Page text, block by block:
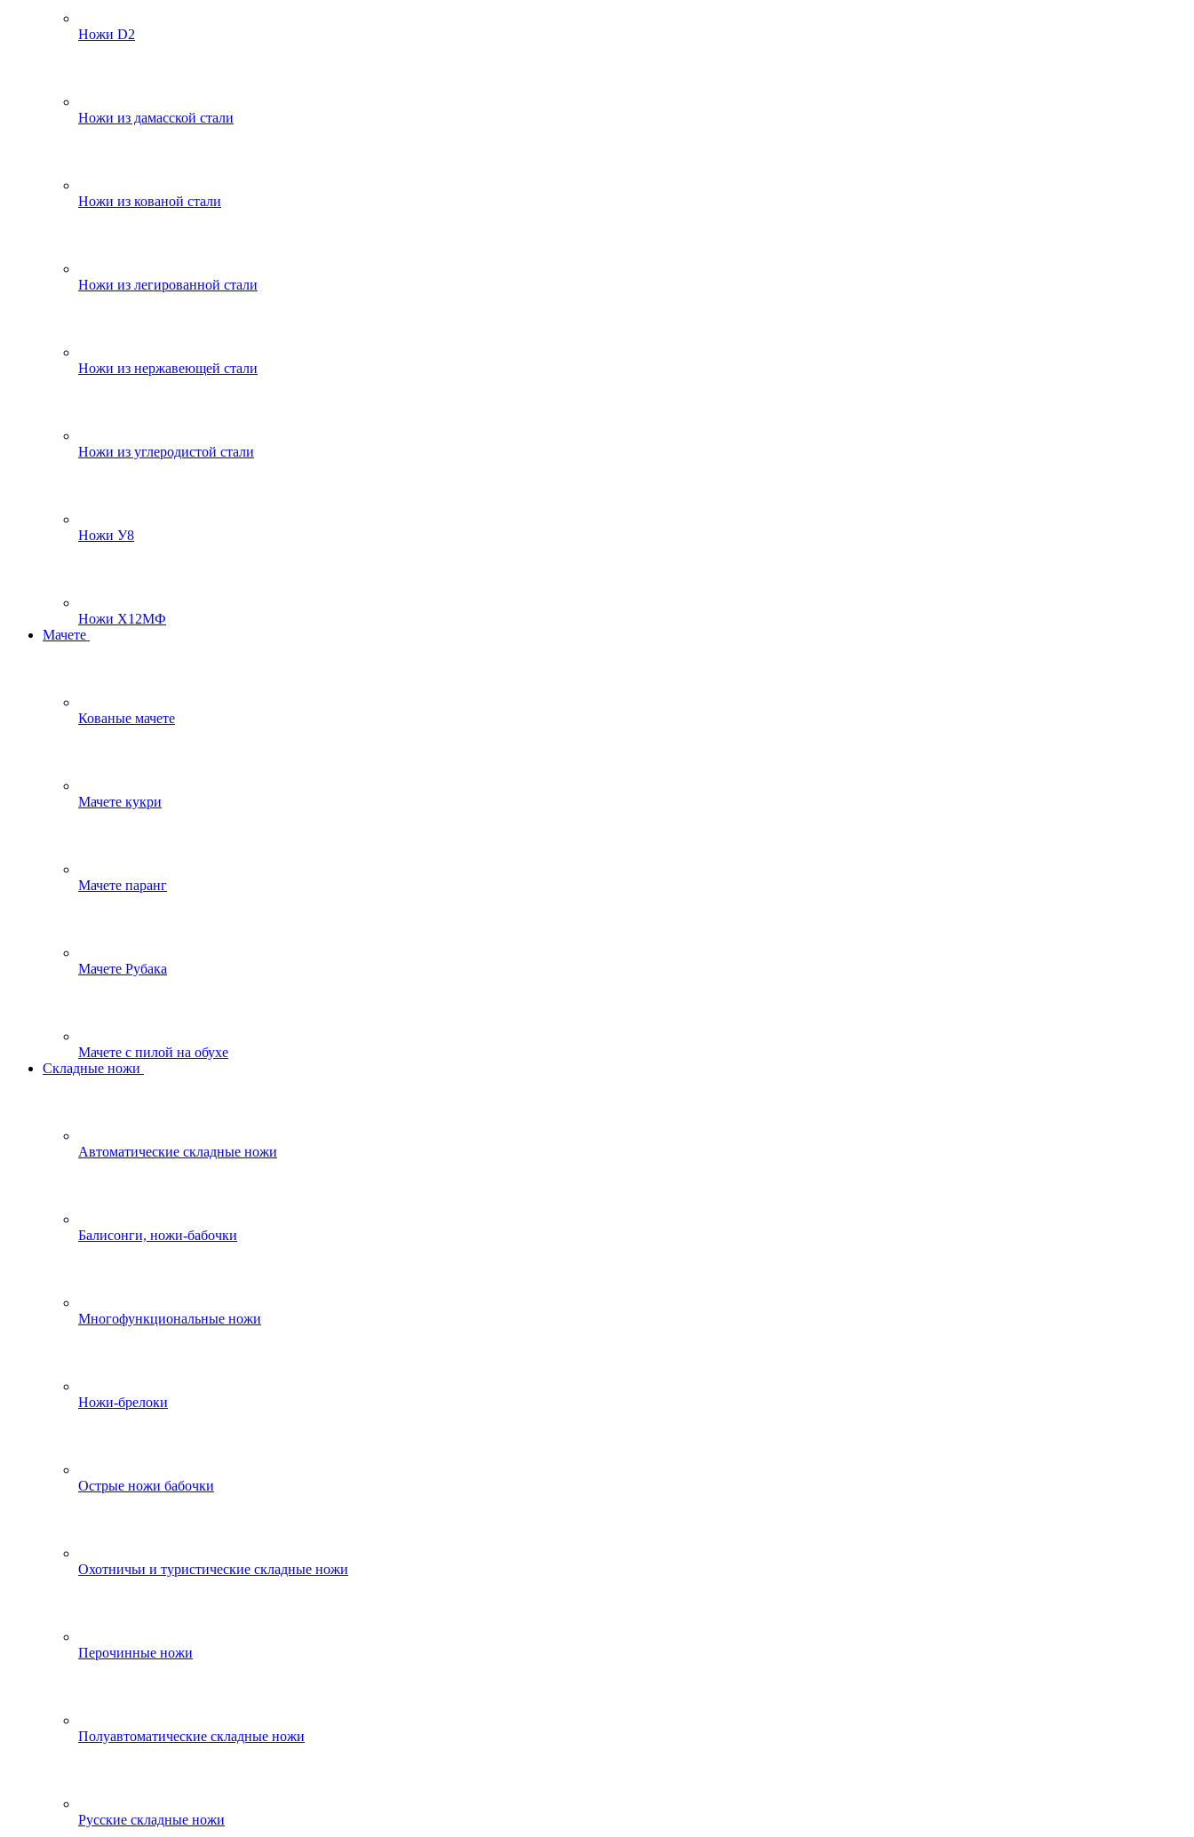
Ножи D2
Ножи из дамасской стали
Ножи из кованой стали
Ножи из легированной стали
Ножи из нержавеющей стали
Ножи из углеродистой стали
Ножи У8
Ножи Х12МФ
Мачете
Кованые мачете
Мачете кукри
Мачете паранг
Мачете Рубака
Мачете с пилой на обухе
Складные ножи
Автоматические складные ножи
Балисонги, ножи-бабочки
Многофункциональные ножи
Ножи-брелоки
Острые ножи бабочки
Охотничьи и туристические складные ножи
Перочинные ножи
Полуавтоматические складные ножи
Русские складные ножи